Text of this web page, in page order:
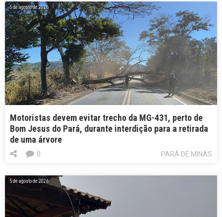
5 de agosto de 2026
Motoristas devem evitar trecho da MG-431, perto de
Bom Jesus do Pará, durante interdição para a retirada
de uma árvore
PARÁ DE MINAS
0
5 de agosto de 2026